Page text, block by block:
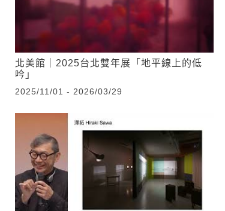
北美館｜2025台北雙年展「地平線上的低
吟」
2025/11/01 - 2026/03/29